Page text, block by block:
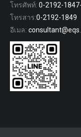
โทรศัพท์: 0-2192-
โทรสาร:0-2192-1849
อีเมล: